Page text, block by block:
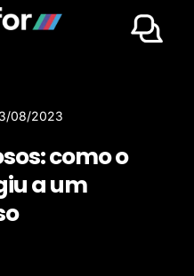
08/2023
como o
a um